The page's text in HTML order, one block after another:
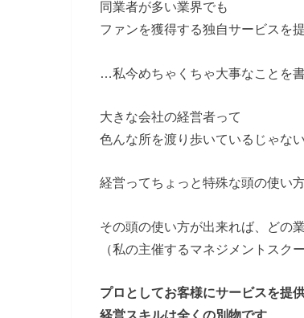
同業者が多い業界でも
ファンを獲得する独自サービスを
…私今めちゃくちゃ大事なことを
大きな会社の経営者って
色んな所を渡り歩いているじゃな
経営ってちょっと特殊な頭の使い
その頭の使い方が出来れば、どの
（私の主催するマネジメントスク
プロとしてお客様にサービスを提
経営スキルは全くの別物です